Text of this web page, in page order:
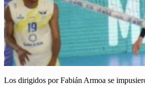
Los dirigidos por Fabián Armoa se